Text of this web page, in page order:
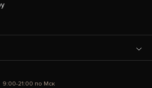
9:00-21:00 по Мск